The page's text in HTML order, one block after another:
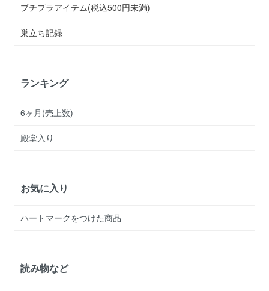
プチプラアイテム(税込500円未満)
巣立ち記録
ランキング
6ヶ月(売上数)
殿堂入り
お気に入り
ハートマークをつけた商品
読み物など